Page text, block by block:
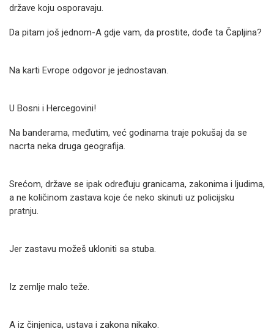
države koju osporavaju.
Da pitam još jednom-A gdje vam, da prostite, dođe ta Čapljina?
Na karti Evrope odgovor je jednostavan.
U Bosni i Hercegovini!
Na banderama, međutim, već godinama traje pokušaj da se
nacrta neka druga geografija.
Srećom, države se ipak određuju granicama, zakonima i ljudima,
a ne količinom zastava koje će neko skinuti uz policijsku
pratnju.
Jer zastavu možeš ukloniti sa stuba.
Iz zemlje malo teže.
A iz činjenica, ustava i zakona nikako.